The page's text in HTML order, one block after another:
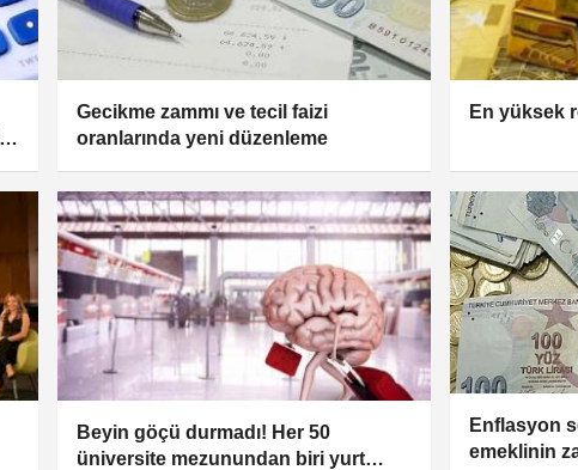
Gecikme zammı ve tecil faizi
oranlarında yeni düzenleme
En yüksek
Beyin göçü durmadı! Her 50
üniversite mezunundan biri yurt
Enflasyon
emeklinin